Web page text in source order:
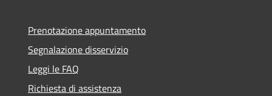
Prenotazione appuntamento
Segnalazione disservizio
Leggi le FAQ
Richiesta di assistenza